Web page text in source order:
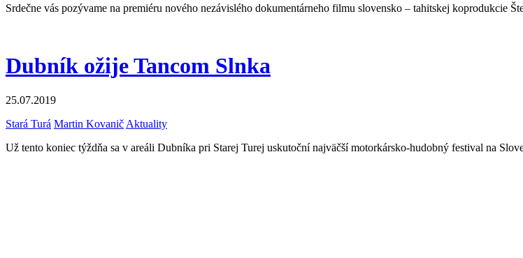
Srdečne vás pozývame na premiéru nového nezávislého dokumentárneho filmu slovensko – tahitskej koprodukcie
Dubník ožije Tancom Slnka
25.07.2019
Stará Turá Martin Kovanič Aktuality
Už tento koniec týždňa sa v areáli Dubníka pri Starej Turej uskutoční najväčší motorkársko-hudobný festival na